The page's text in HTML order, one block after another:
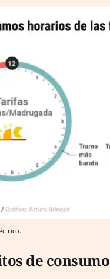
de consumo